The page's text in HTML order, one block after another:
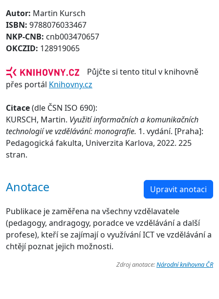
Autor: Martin Kursch
ISBN: 9788076033467
NKP-CNB: cnb003470657
OKCZID: 128919065
Půjčte si tento titul v knihovně
přes portál Knihovny.cz
Citace(dle ČSN ISO 690):
KURSCH, Martin. Využití informačních a komunikačních
technologií ve vzdělávání: monografie. 1. vydání. [Praha]:
Pedagogická fakulta, Univerzita Karlova, 2022. 225
stran.
Anotace Upravit anotaci
Publikace je zaměřena na všechny vzdělavatele
(pedagogy, andragogy, poradce ve vzdělávání a další
profese), kteří se zajímají o využívání ICT ve vzdělávání a
chtějí poznat jejich možnosti.
Zdroj anotace:Národní knihovna ČR